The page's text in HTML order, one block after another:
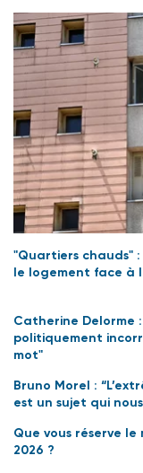
"Quartiers chauds"
le logement face à
Catherine Delorme
politiquement
mot"
Bruno Morel :
est un sujet qui
Que vous réserve
2026 ?